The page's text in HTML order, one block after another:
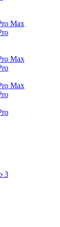
Max
Max
Max
3